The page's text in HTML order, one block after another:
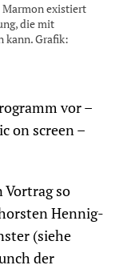
existiert
die mit
kann. Grafik:
vor –
on screen –
Vortrag so
Hennig-
(siehe
der